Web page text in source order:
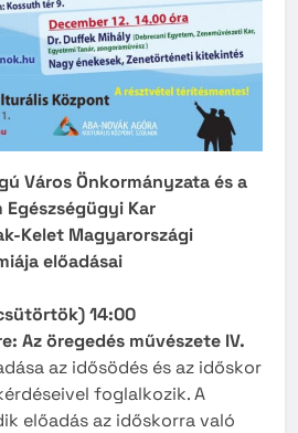
Város Önkormányzata és a
Kar
Kelet Magyarországi
előadásai
14:00
Az öregedés művészete IV.
az idősödés és az időskor
foglalkozik. A
előadás az időskorra való